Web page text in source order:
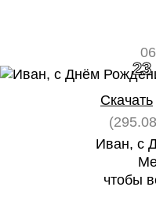
23
Скачать
Иван, с
чтобы